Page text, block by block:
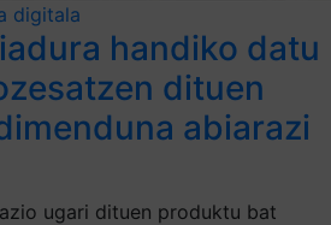
digitala
handiko datu
dituen
abiarazi
ugari dituen produktu bat